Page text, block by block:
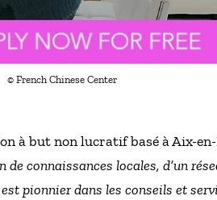
© French Chinese Center
à but non lucratif basé à Aix-
de connaissances locales, d’un
pionnier dans les conseils et